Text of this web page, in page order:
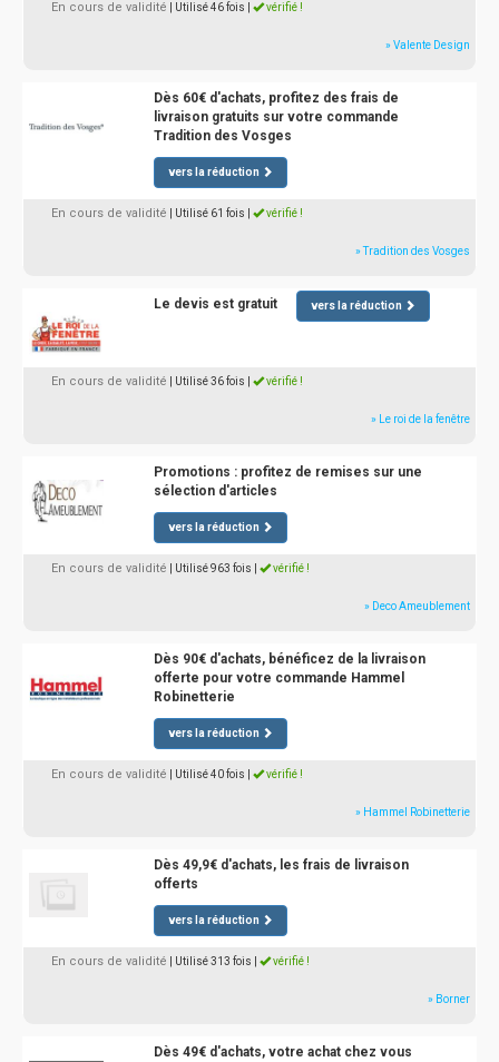
En cours de validité | Utilisé 46 fois vérifié !
» Valente Design
Dès 60€ d'achats, profitez des frais de
livraison gratuits sur votre commande
Tradition des Vosges
vers la réduction
En cours de validité | Utilisé 61 fois vérifié !
» Tradition des Vosges
Le devis est gratuit vers la réduction
En cours de validité | Utilisé 36 fois vérifié !
» Le roi de la fenêtre
Promotions : profitez de remises sur une
sélection d'articles
vers la réduction
En cours de validité | Utilisé 963 fois vérifié !
» Deco Ameublement
Dès 90€ d'achats, bénéficez de la livraison
offerte pour votre commande Hammel
Robinetterie
vers la réduction
En cours de validité | Utilisé 40 fois vérifié !
» Hammel Robinetterie
Dès 49,9€ d'achats, les frais de livraison
offerts
vers la réduction
En cours de validité | Utilisé 313 fois vérifié !
» Borner
Dès 49€ d'achats, votre achat chez vous